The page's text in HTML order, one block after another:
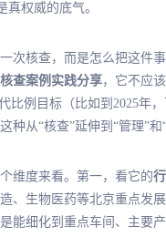
权威的底气。
次核查，而是怎么把这
查案例实践分享，它不应
比例目标（比如到2025
从“核查”延伸到“管理”和
维度来看。 第一，看它的
、生物医药等北京重点发
能细化到重点车间、主要